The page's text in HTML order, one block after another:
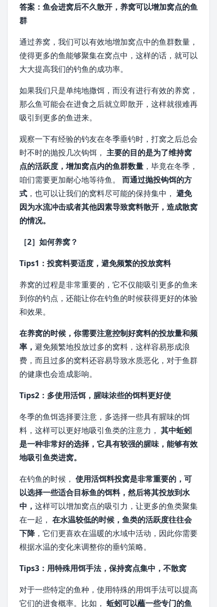
答案：鱼会进窝后不久散开，养窝可以增加窝点的鱼
群
通过养窝，我们可以有效地增加窝点中的鱼群数量，
使得更多的鱼能够聚集在窝点中，这样的话，就可以
大大提高我们的钓鱼的成功率。
如果我们只是单纯地撒饵，而没有进行有效的养窝，
那么鱼可能会在进食之后就立即散开，这样就很难再
吸引到更多的鱼进来。
观察一下有经验的钓友在冬季垂钓时，打窝之后总会
时不时的抛投几次钩饵， 主要的目的是为了维持窝
点的活跃度，增加窝点内的鱼群数量 ，毕竟在冬季，
咱们需要更加耐心地等待鱼。 而通过抛投钩饵的方
式 ，也可以让我们的窝料尽可能的保持集中， 避免
因为水流冲击或者其他因素导致窝料散开，造成散窝
的情况。
［2］如何养窝？
Tips1：投窝料要适度，避免频繁的投放窝料
养窝的过程是非常重要的，它不仅能吸引更多的鱼来
到你的钓点，还能让你在钓鱼的时候获得更好的体验
和效果。
在养窝的时候，你需要注意控制好窝料的投放量和频
率， 避免频繁地投放过多的窝料，这样容易形成浪
费，而且过多的窝料还容易导致水质恶化，对于鱼群
的健康也会造成影响。
Tips2：多使用活饵，腥味浓些的饵料更好使
冬季的鱼饵选择要注意，多选择一些具有腥味的饵
料，这样可以更好地吸引鱼类的注意力， 其中蚯蚓
是一种非常好的选择，它具有较强的腥味，能够有效
地吸引鱼类进窝。
在钓鱼的时候， 使用活饵料投窝是非常重要的，可
以选择一些适合目标鱼的饵料，然后将其投放到水
中， 这样可以增加窝点的吸引力，让更多的鱼类聚集
在一起， 在水温较低的时候，鱼类的活跃度往往会
下降 ，它们更喜欢在温暖的水域中活动，因此你需要
根据水温的变化来调整你的垂钓策略。
Tips3：用特殊用饵手法，保持窝点集中，不散窝
对于一些特定的鱼种，使用特殊的用饵手法可以提高
它们的进食概率。比如， 蚯蚓可以蘸一些专门的鱼